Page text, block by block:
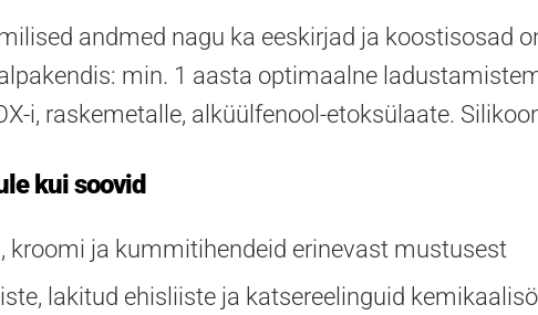
andmed nagu ka eeskirjad ja koostisosad
min. 1 aasta optimaalne
i, raskemetalle, alküülfenool-etoksülaate.
kui soovid
kroomi ja kummitihendeid erinevast mustusest
lakitud ehisliiste ja katsereelinguid